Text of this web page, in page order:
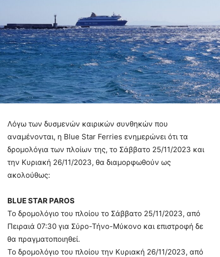
Λόγω των δυσμενών καιρικών συνθηκών που
αναμένονται, η Blue Star Ferries ενημερώνει ότι τα
δρομολόγια των πλοίων της, το Σάββατο 25/11/2023 και
την Κυριακή 26/11/2023, θα διαμορφωθούν ως
ακολούθως:
BLUE STAR PAROS
Το δρομολόγιο του πλοίου το Σάββατο 25/11/2023, από
Πειραιά 07:30 για Σύρο-Τήνο-Μύκονο και επιστροφή δε
θα πραγματοποιηθεί.
Το δρομολόγιο του πλοίου την Κυριακή 26/11/2023, από